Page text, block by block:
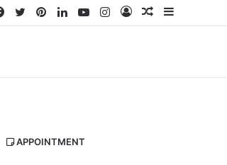
Sidebar
Random
Log
Instagram
YouTube
LinkedIn
Pinterest
Twitter
Facebook
APPOINTMENT